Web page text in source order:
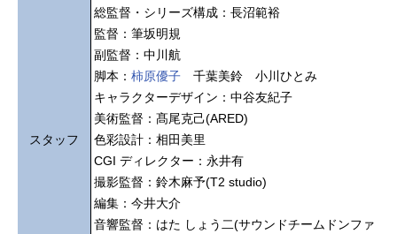
スタッフ
総監督・シリーズ構成：長沼範裕
監督：筆坂明規
副監督：中川航
脚本： 柿原優子 千葉美鈴 小川ひとみ
キャラクターデザイン：中谷友紀子
美術監督：髙尾克己(ARED)
色彩設計：相田美里
CGI ディレクター：永井有
撮影監督：鈴木麻予(T2 studio)
編集：今井大介
音響監督：はた しょう二(サウンドチームドンファ